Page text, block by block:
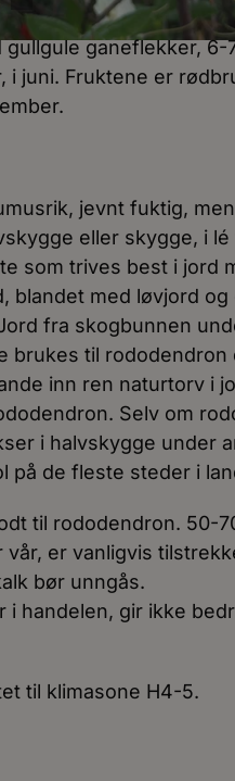
ganeflekker, 6-
i juni. Fruktene er
jevnt fuktig,
eller skygge, i lé
som trives best i jord
blandet med løvjord
fra skogbunnen
brukes til rododendron
inn ren naturtorv i
Selv om
i halvskygge under
på de fleste steder i
til rododendron. 50-
er vanligvis
bør unngås.
i handelen, gir ikke
til klimasone H4-5.